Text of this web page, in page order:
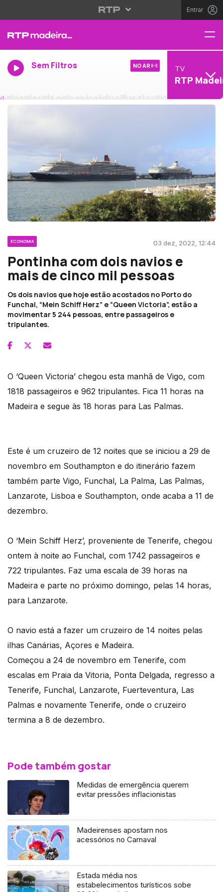
Entrar
Sem Filtros NO AR TV
RTP
ECONOMIA 03 dez, 2022, 12:44
Pontinha com dois navios e
mais de cinco mil pessoas
Os dois navios que hoje estão acostados no Porto do
Funchal, “Mein Schiff Herz” e “Queen Victoria”, estão a
movimentar 5 244 pessoas, entre passageiros e
tripulantes.
O ‘Queen Victoria’ chegou esta manhã de Vigo, com
1818 passageiros e 962 tripulantes. Fica 11 horas na
Madeira e segue às 18 horas para Las Palmas.
Este é um cruzeiro de 12 noites que se iniciou a 29 de
novembro em Southampton e do itinerário fazem
também parte Vigo, Funchal, La Palma, Las Palmas,
Lanzarote, Lisboa e Southampton, onde acaba a 11 de
dezembro.
O ‘Mein Schiff Herz’, proveniente de Tenerife, chegou
ontem à noite ao Funchal, com 1742 passageiros e
722 tripulantes. Faz uma escala de 39 horas na
Madeira e parte no próximo domingo, pelas 14 horas,
para Lanzarote.
O navio está a fazer um cruzeiro de 14 noites pelas
ilhas Canárias, Açores e Madeira.
Começou a 24 de novembro em Tenerife, com
escalas em Praia da Vitoria, Ponta Delgada, regresso a
Tenerife, Funchal, Lanzarote, Fuerteventura, Las
Palmas e novamente Tenerife, onde o cruzeiro
termina a 8 de dezembro.
Pode também gostar
Medidas de emergência querem
evitar pressões inflacionistas
Madeirenses apostam nos
acessórios no Carnaval
Estada média nos
estabelecimentos turísticos sobe